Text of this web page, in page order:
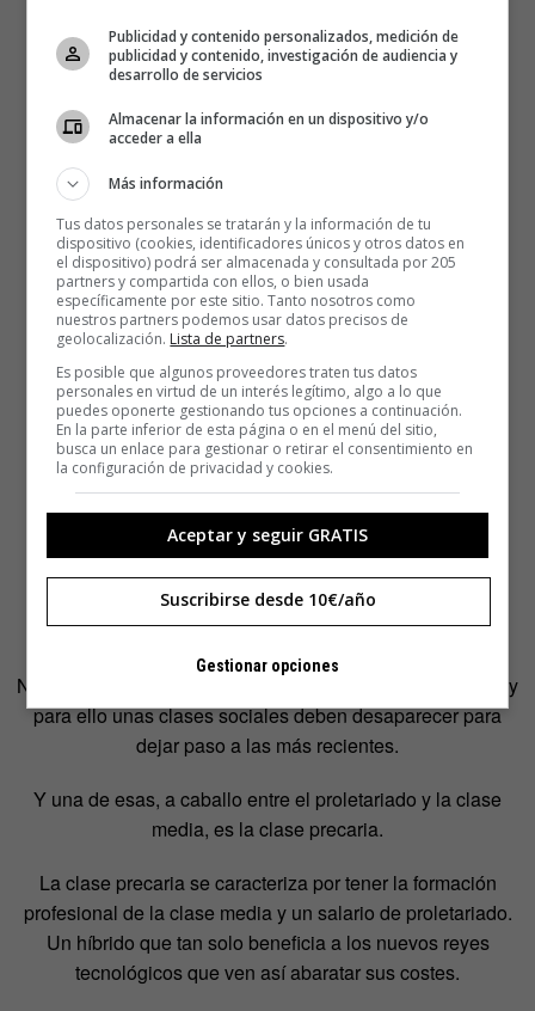
Nos estamos reajustando al nuevo modelo de producción y
para ello unas clases sociales deben desaparecer para
dejar paso a las más recientes.
Y una de esas, a caballo entre el proletariado y la clase
media, es la clase precaria.
La clase precaria se caracteriza por tener la formación
profesional de la clase media y un salario de proletariado.
Un híbrido que tan solo beneficia a los nuevos reyes
tecnológicos que ven así abaratar sus costes.
Publicidad y contenido personalizados, medición de
publicidad y contenido, investigación de audiencia y
desarrollo de servicios
Almacenar la información en un dispositivo y/o
acceder a ella
Más información
Tus datos personales se tratarán y la información de tu
dispositivo (cookies, identificadores únicos y otros datos en
el dispositivo) podrá ser almacenada y consultada por 205
partners y compartida con ellos, o bien usada
específicamente por este sitio. Tanto nosotros como
nuestros partners podemos usar datos precisos de
geolocalización. Lista de partners.
Es posible que algunos proveedores traten tus datos
personales en virtud de un interés legítimo, algo a lo que
puedes oponerte gestionando tus opciones a continuación.
En la parte inferior de esta página o en el menú del sitio,
busca un enlace para gestionar o retirar el consentimiento en
la configuración de privacidad y cookies.
Aceptar y seguir GRATIS
Suscribirse desde 10€/año
Gestionar opciones